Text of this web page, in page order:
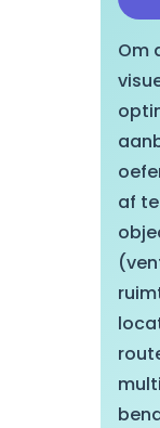
Om
af